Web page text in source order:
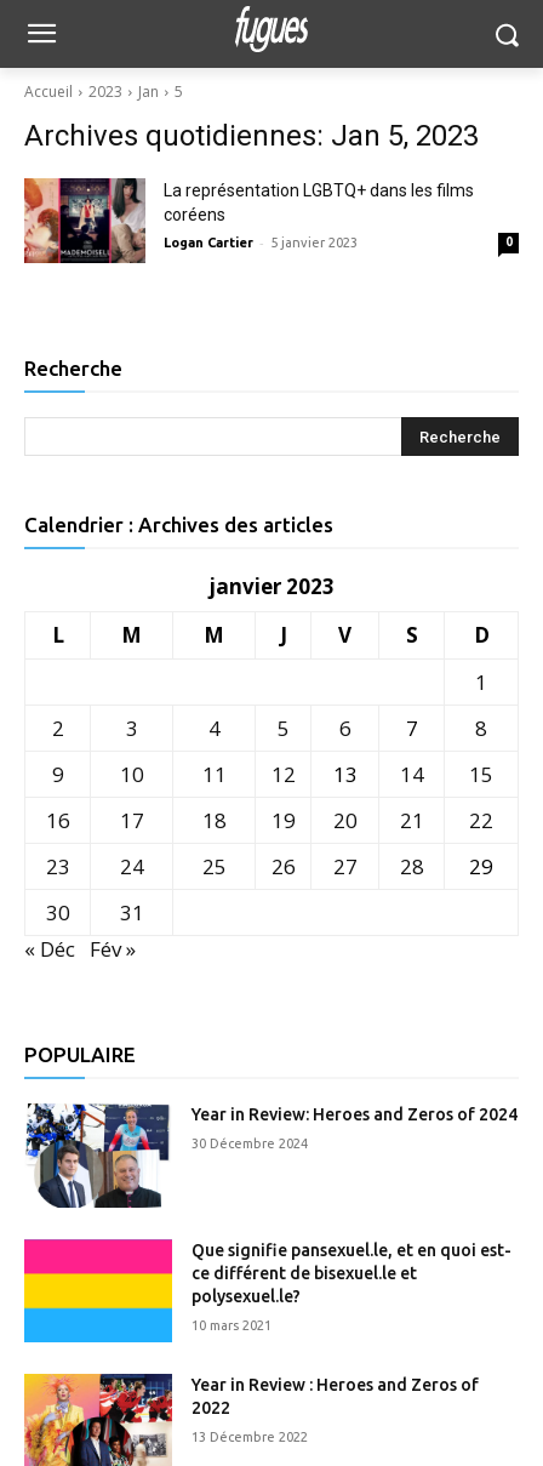
Accueil 2023 Jan 5
Archives quotidiennes: Jan 5, 2023
La représentation LGBTQ+ dans les films
coréens
Logan Cartier - 5 janvier 2023 0
Recherche
Calendrier : Archives des articles
janvier 2023
L
M M J V S
D
1
2
3 4 5 6 7
8
9
10 11 12 13 14
15
16
17 18 19 20 21
22
23
24 25 26 27 28
29
30
31
« Déc Fév »
POPULAIRE
Year in Review: Heroes and Zeros of 2024
30 Décembre 2024
Que signifie pansexuel.le, et en quoi est-
ce différent de bisexuel.le et
polysexuel.le?
10 mars 2021
Year in Review : Heroes and Zeros of
2022
13 Décembre 2022